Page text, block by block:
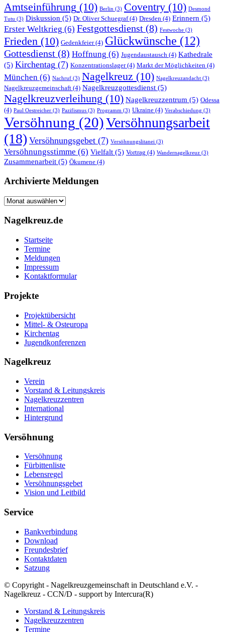
Amtseinführung (10) Berlin (3) Coventry (10) Desmond
Tutu (3) Diskussion (5) Dr. Oliver Schuegraf(4) Dresden (4) Erinnern (5)
Erster Weltkrieg (6) Festgottesdienst (8) Festwoche (3)
Frieden (10) Gedenkfeier(4) Glückwünsche (12)
Gottesdienst (8) Hoffnung (6) Jugendaustausch (4) Kathedrale
(5) Kirchentag (7) Konzentrationslager(4) Markt der Möglichkeiten (4)
München (6) Nachruf (3) Nagelkreuz (10) Nagelkreuzandacht (3)
Nagelkreuzgemeinschaft (4) Nagelkreuzgottesdienst (5)
Nagelkreuzverleihung (10) Nagelkreuzzentrum (5) Odessa
(4) Paul Oestreicher (3) Pazifismus (3) Programm (3) Ukraine (4) Verabschiedung (3)
Versöhnung (20)Versöhnungsarbeit
(18) Versöhnungsgebet (7) Versöhnungslitanei (3)
Versöhnungsstimme (6) Vielfalt (5) Vortrag (4) Wandernagelkreuz (3)
Zusammenarbeit (5) Ökumene (4)
Archivierte Meldungen
Archivierte
Nagelkreuz.de
Startseite
Termine
Meldungen
Impressum
Kontaktformular
Projekte
Projektübersicht
Mittel- & Osteuropa
Kirchentag
Jugendkonferenzen
Nagelkreuz
Verein
Vorstand & Leitungskreis
Nagelkreuzzentren
International
Hintergrund
Versöhnung
Versöhnung
Fürbittenliste
Lebensregel
Versöhnungsgebet
Vision und Leitbild
Service
Bankverbindung
Download
Freundesbrief
Kontaktdaten
Satzung
© Copyright - Nagelkreuzgemeinschaft in Deutschland e.V. -
Nagelkreuz - CCN/D - support by Intercura(R)
Vorstand & Leitungskreis
Nagelkreuzzentren
Termine